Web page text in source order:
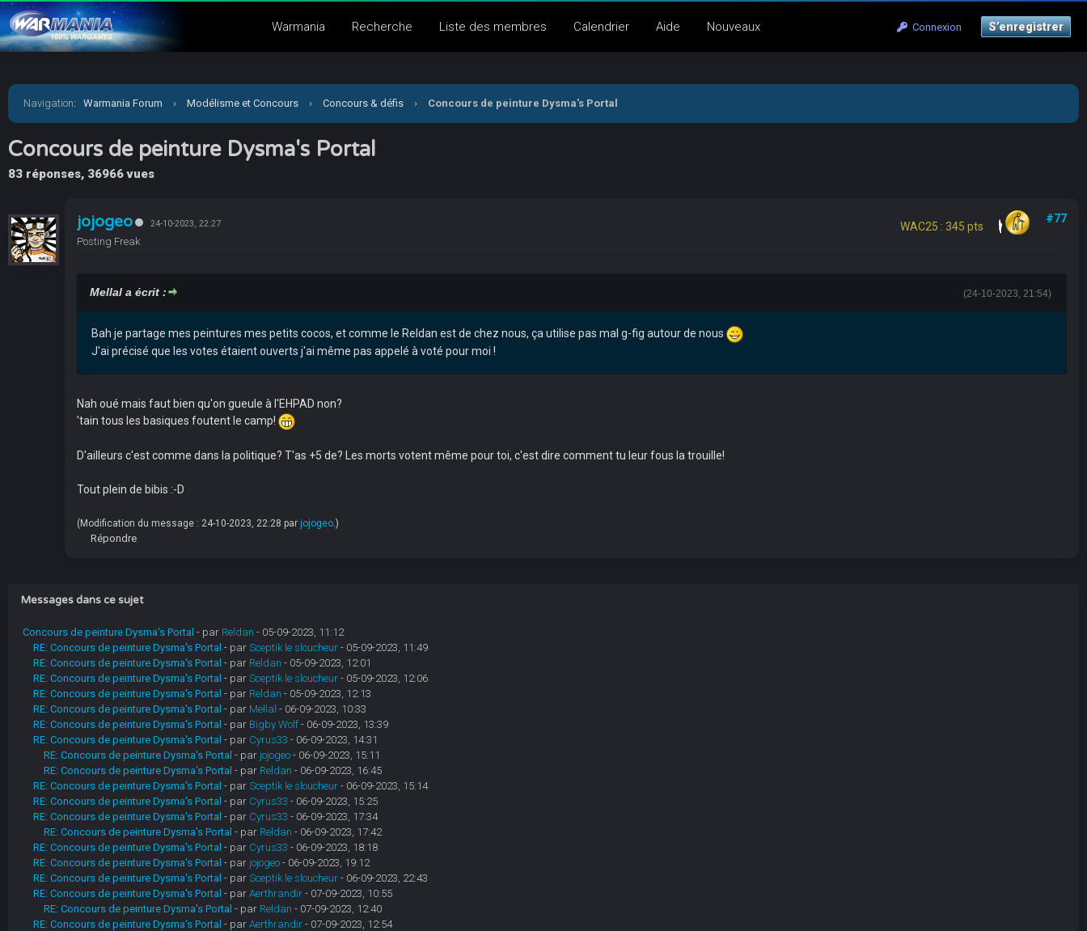
Connexion S’enregistrer
Warmania Recherche Liste des membres Calendrier Aide Nouveaux
Navigation: Warmania Forum › Modélisme et Concours › Concours & défis › Concours de peinture Dysma's Portal
Concours de peinture Dysma's Portal
83 réponses, 36966 vues
jojogeo 24-10-2023, 22:27
Posting Freak
WAC25 : 345 pts
#77
(24-10-2023, 21:54)
Mellal a écrit :
Bah je partage mes peintures mes petits cocos, et comme le Reldan est de chez nous, ça utilise pas mal g-fig autour de nous
J'ai précisé que les votes étaient ouverts j'ai même pas appelé à voté pour moi !
Nah oué mais faut bien qu'on gueule à l'EHPAD non?
'tain tous les basiques foutent le camp!
D'ailleurs c'est comme dans la politique? T'as +5 de? Les morts votent même pour toi, c'est dire comment tu leur fous la trouille!
Tout plein de bibis :-D
(Modification du message : 24-10-2023, 22:28 par jojogeo .)
Répondre
Messages dans ce sujet
Concours de peinture Dysma's Portal - par Reldan - 05-09-2023, 11:12
RE: Concours de peinture Dysma's Portal - par Sceptik le sloucheur- 05-09-2023, 11:49
RE: Concours de peinture Dysma's Portal - par Reldan - 05-09-2023, 12:01
RE: Concours de peinture Dysma's Portal - par Sceptik le sloucheur- 05-09-2023, 12:06
RE: Concours de peinture Dysma's Portal - par Reldan - 05-09-2023, 12:13
RE: Concours de peinture Dysma's Portal - par Mellal - 06-09-2023, 10:33
RE: Concours de peinture Dysma's Portal - par Bigby Wolf- 06-09-2023, 13:39
RE: Concours de peinture Dysma's Portal - par Cyrus33 - 06-09-2023, 14:31
RE: Concours de peinture Dysma's Portal - par jojogeo- 06-09-2023, 15:11
RE: Concours de peinture Dysma's Portal - par Reldan - 06-09-2023, 16:45
RE: Concours de peinture Dysma's Portal - par Sceptik le sloucheur- 06-09-2023, 15:14
RE: Concours de peinture Dysma's Portal - par Cyrus33 - 06-09-2023, 15:25
RE: Concours de peinture Dysma's Portal - par Cyrus33 - 06-09-2023, 17:34
RE: Concours de peinture Dysma's Portal - par Reldan - 06-09-2023, 17:42
RE: Concours de peinture Dysma's Portal - par Cyrus33 - 06-09-2023, 18:18
RE: Concours de peinture Dysma's Portal - par jojogeo- 06-09-2023, 19:12
RE: Concours de peinture Dysma's Portal - par Sceptik le sloucheur- 06-09-2023, 22:43
RE: Concours de peinture Dysma's Portal - par Aerthrandir- 07-09-2023, 10:55
RE: Concours de peinture Dysma's Portal - par Reldan - 07-09-2023, 12:40
RE: Concours de peinture Dysma's Portal - par Aerthrandir- 07-09-2023, 12:54